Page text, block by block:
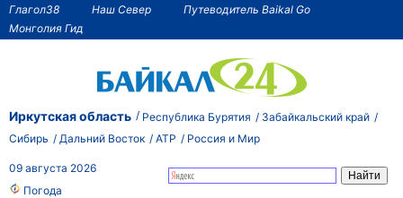
Глагол38 Наш Север
Путеводитель Baikal Go
Монголия Гид
Иркутская область Республика Бурятия
Забайкальский край
Сибирь
Дальний Восток АТР Россия и Мир
09 августа 2026
Погода